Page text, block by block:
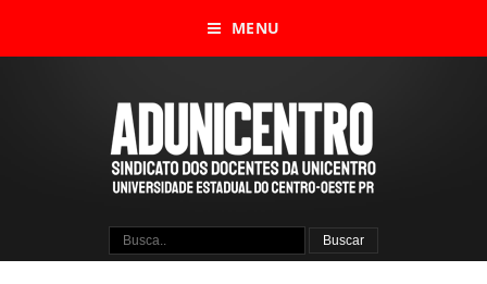
MENU